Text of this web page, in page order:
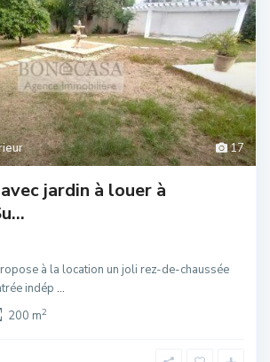
17
jardin à louer à
à la location un joli rez-de-chaussée
indép ...
200 m2